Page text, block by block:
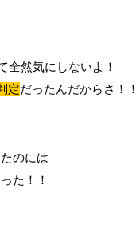
全然気にしないよ！
定だったんだからさ！
のには
た！！